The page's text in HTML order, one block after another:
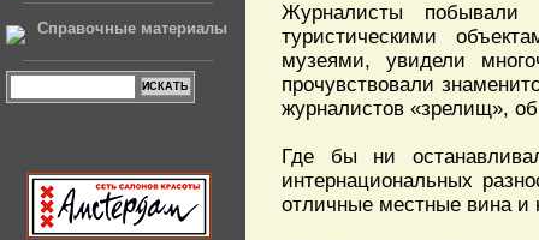
Справочные материалы
Журналисты побывали
туристическими
музеями, увидели
прочувствовали
журналистов «зрелищ»,
Где бы ни
интернациональных
отличные местные вина и